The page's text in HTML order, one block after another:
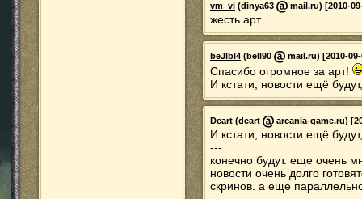
vm_vi (dinya63 mail.ru) [2010-
жесть арт
beJlbl4 (bell90 mail.ru) [2010-
Спасибо огромное за арт!
И кстати, новости ещё
Deart (deart arcania-game.ru)
И кстати, новости ещё
---
конечно будут. еще очень
новости очень долго
скринов. а еще